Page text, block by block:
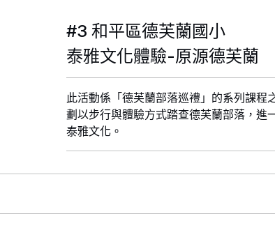
#3 和平區德芙蘭國小
泰雅文化體驗-原源德芙蘭
此活動係「德芙蘭部落巡禮」的系列課程
劃以步行與體驗方式踏查德芙蘭部落，進
泰雅文化。